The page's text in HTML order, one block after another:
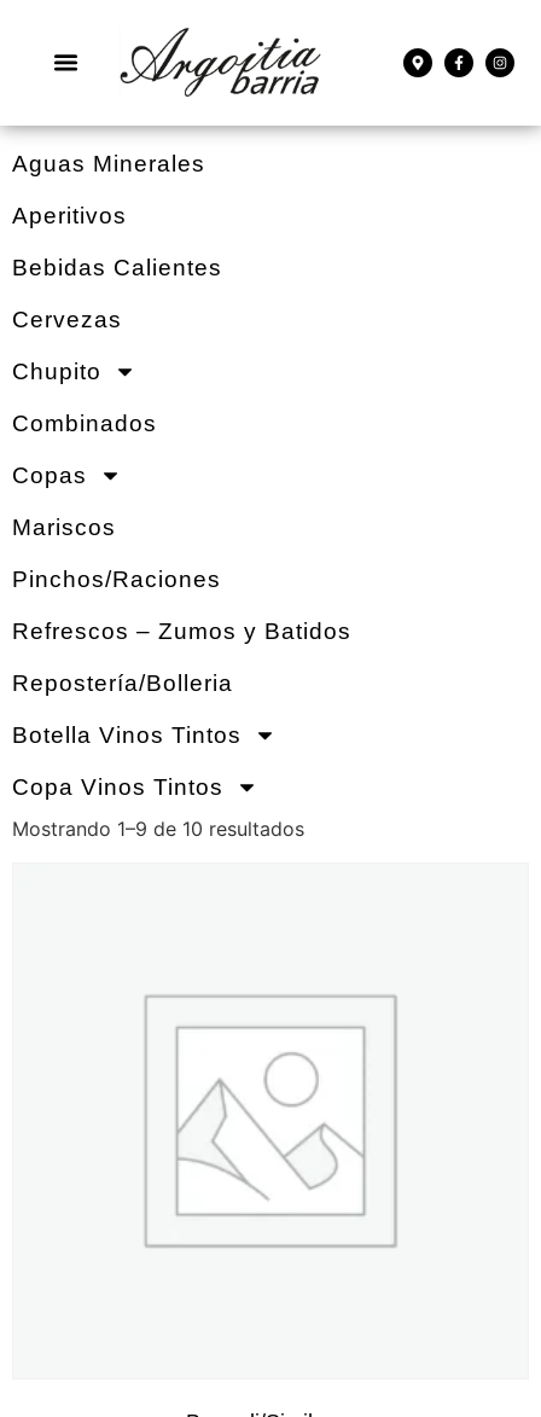
Aguas Minerales
Aperitivos
Bebidas Calientes
Cervezas
Chupito
Combinados
Copas
Mariscos
Pinchos/Raciones
Refrescos – Zumos y Batidos
Repostería/Bolleria
Botella Vinos Tintos
Copa Vinos Tintos
Mostrando 1–9 de 10 resultados